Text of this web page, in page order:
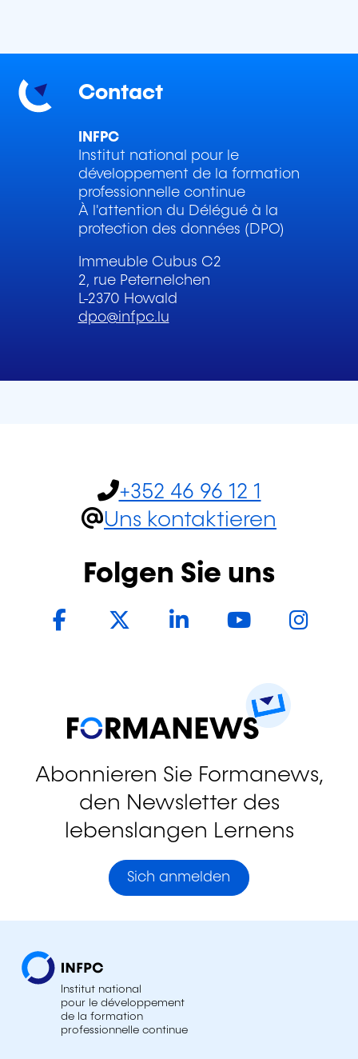
Contact
INFPC
Institut national pour le
développement de la formation
professionnelle continue
À l'attention du Délégué à la
protection des données (DPO)
Immeuble Cubus C2
2, rue Peternelchen
L-2370 Howald
dpo@infpc.lu
+352 46 96 12 1
Uns kontaktieren
Folgen Sie uns
FacebookTwitter LinkedInYouTube
Abonnieren Sie Formanews,
den Newsletter des
lebenslangen Lernens
Sich anmelden
Institut national
pour le développement
de la formation
professionnelle continue